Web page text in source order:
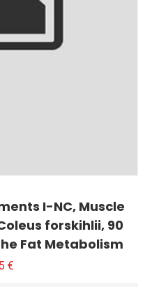
I-NC, Muscle
forskihlii, 90
Fat Metabolism
€